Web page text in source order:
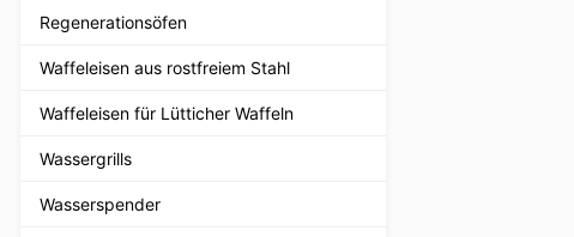
Regenerationsöfen
Waffeleisen aus rostfreiem Stahl
Waffeleisen für Lütticher Waffeln
Wassergrills
Wasserspender